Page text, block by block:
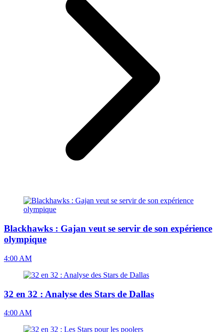
Blackhawks : Gajan veut se servir de son expérience
olympique
4:00 AM
32 en 32 : Analyse des Stars de Dallas
4:00 AM